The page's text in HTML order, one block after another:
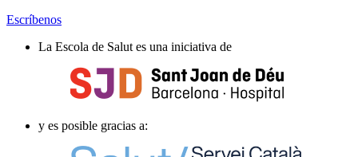
Escríbenos
La Escola de Salut es una iniciativa de
y es posible gracias a: